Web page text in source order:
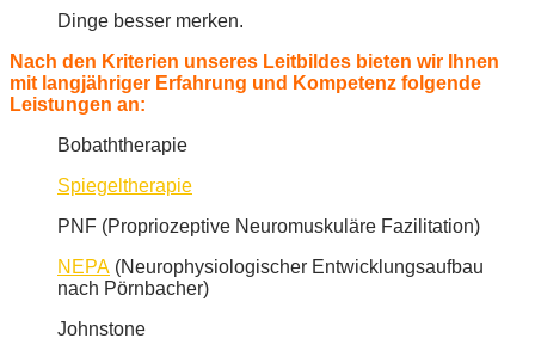
Dinge besser merken.
Nach den Kriterien unseres Leitbildes bieten wir Ihnen
mit langjähriger Erfahrung und Kompetenz folgende
Leistungen an:
Bobaththerapie
Spiegeltherapie
PNF (Propriozeptive Neuromuskuläre Fazilitation)
NEPA (Neurophysiologischer Entwicklungsaufbau
nach Pörnbacher)
Johnstone